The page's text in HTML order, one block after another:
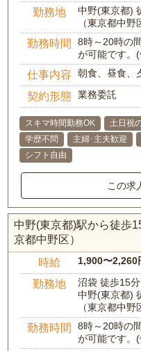
勤務地
中野(東京都)
（東京都中野
勤務時間
8時～20時の
が可能です。
仕事内容 朝食、昼食、
契約形態 業務委託
スキマ時間勤務OK 土日祝
学歴不問
主婦･主夫歓迎
シフト自由
この求
中野(東京都)駅から徒歩
京都中野区）
時給 1,900〜2,260
勤務地
沼袋 徒歩15分
中野(東京都)
（東京都中野
勤務時間
8時～20時の
が可能です。